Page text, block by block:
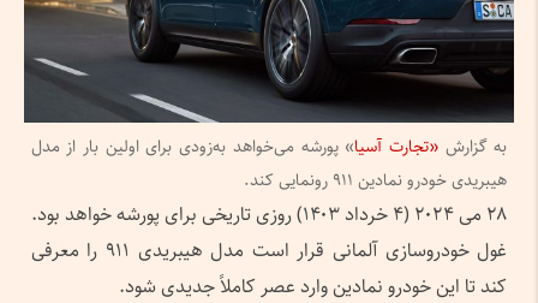
به گزارش«تجارت آسیا» پورشه می‌خواهد به‌زودی برای اولین بار از مدل
هیبریدی خودرو نمادین ۹۱۱ رونمایی کند.
۲۸ می ۲۰۲۴ (۴ خرداد ۱۴۰۳) روزی تاریخی برای پورشه خواهد بود.
غول خودروسازی آلمانی قرار است مدل هیبریدی ۹۱۱ را معرفی
کند تا این خودرو نمادین وارد عصر کاملاً جدیدی شود.